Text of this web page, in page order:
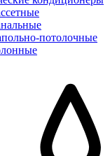
потолочные